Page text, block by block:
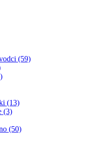
(59)
(13)
(3)
(50)